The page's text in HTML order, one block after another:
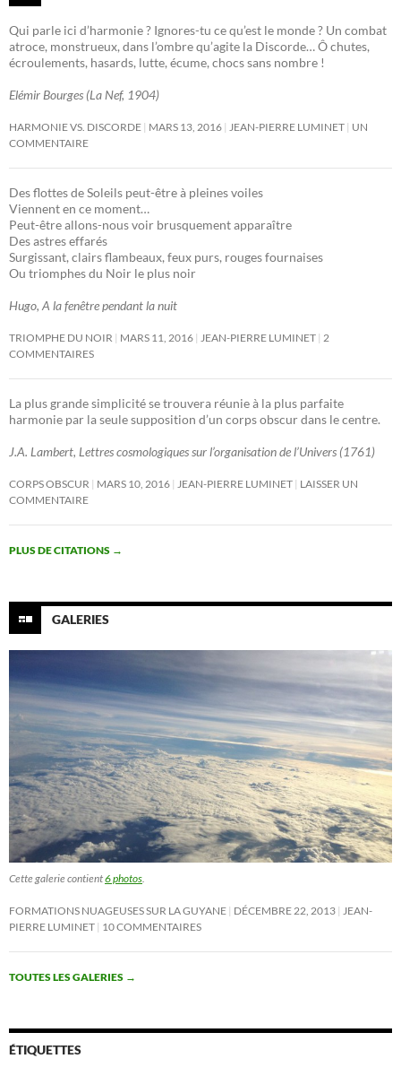
Qui parle ici d’harmonie ? Ignores-tu ce qu’est le monde ? Un combat
atroce, monstrueux, dans l’ombre qu’agite la Discorde… Ô chutes,
écroulements, hasards, lutte, écume, chocs sans nombre !
Elémir Bourges (La Nef, 1904)
HARMONIE VS. DISCORDE MARS 13, 2016 JEAN-PIERRE LUMINET UN
COMMENTAIRE
Des flottes de Soleils peut-être à pleines voiles
Viennent en ce moment…
Peut-être allons-nous voir brusquement apparaître
Des astres effarés
Surgissant, clairs flambeaux, feux purs, rouges fournaises
Ou triomphes du Noir le plus noir
Hugo, A la fenêtre pendant la nuit
TRIOMPHE DU NOIR MARS 11, 2016 JEAN-PIERRE LUMINET 2
COMMENTAIRES
La plus grande simplicité se trouvera réunie à la plus parfaite
harmonie par la seule supposition d’un corps obscur dans le centre.
J.A. Lambert, Lettres cosmologiques sur l’organisation de l’Univers (1761)
CORPS OBSCUR MARS 10, 2016 JEAN-PIERRE LUMINET LAISSER UN
COMMENTAIRE
PLUS DE CITATIONS →
GALERIES
Cette galerie contient6 photos
FORMATIONS NUAGEUSES SUR LA GUYANE DÉCEMBRE 22, 2013
JEAN-
PIERRE LUMINET 10 COMMENTAIRES
TOUTES LES GALERIES →
ÉTIQUETTES